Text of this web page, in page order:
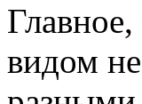
видом